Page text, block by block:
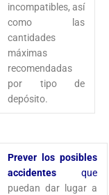
incompatibles, así
como las
cantidades
máximas
recomendadas
por tipo de
depósito.
Prever los posibles
accidentesque
puedan dar lugar a